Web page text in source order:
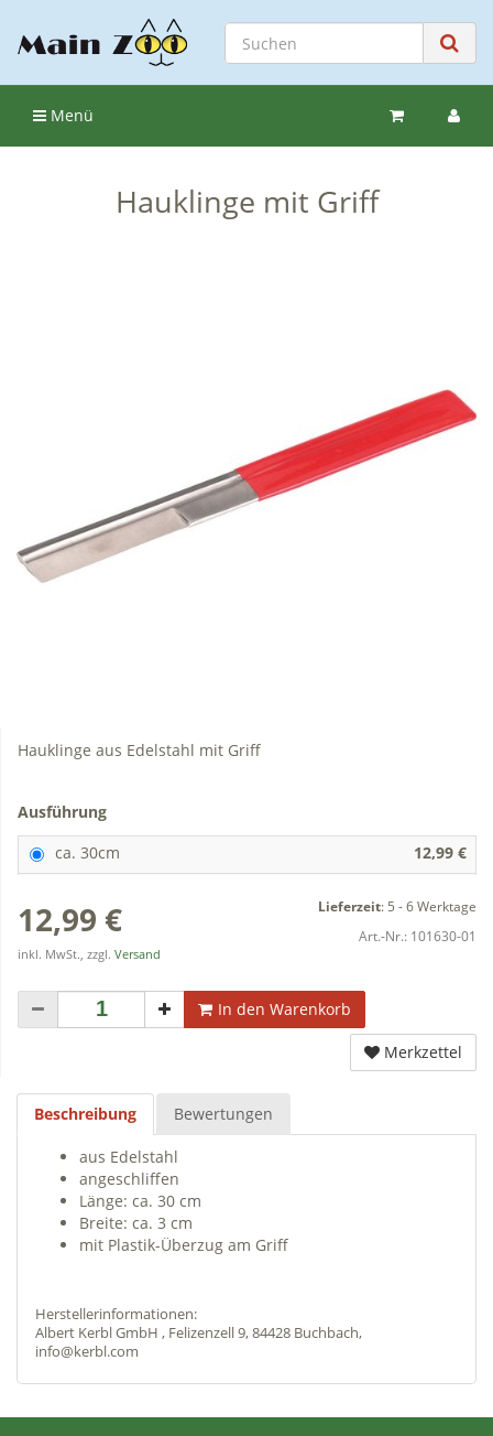
Menü
Hauklinge mit Griff
Hauklinge aus Edelstahl mit Griff
Ausführung
ca. 30cm
12,99 €
12,99 €
inkl. MwSt., zzgl. Versand
Lieferzeit: 5 - 6 Werktage
Art.-Nr.: 101630-01
In den Warenkorb
Merkzettel
Beschreibung Bewertungen
aus Edelstahl
angeschliffen
Länge: ca. 30 cm
Breite: ca. 3 cm
mit Plastik-Überzug am Griff
Herstellerinformationen:
Albert Kerbl GmbH , Felizenzell 9, 84428 Buchbach,
info@kerbl.com